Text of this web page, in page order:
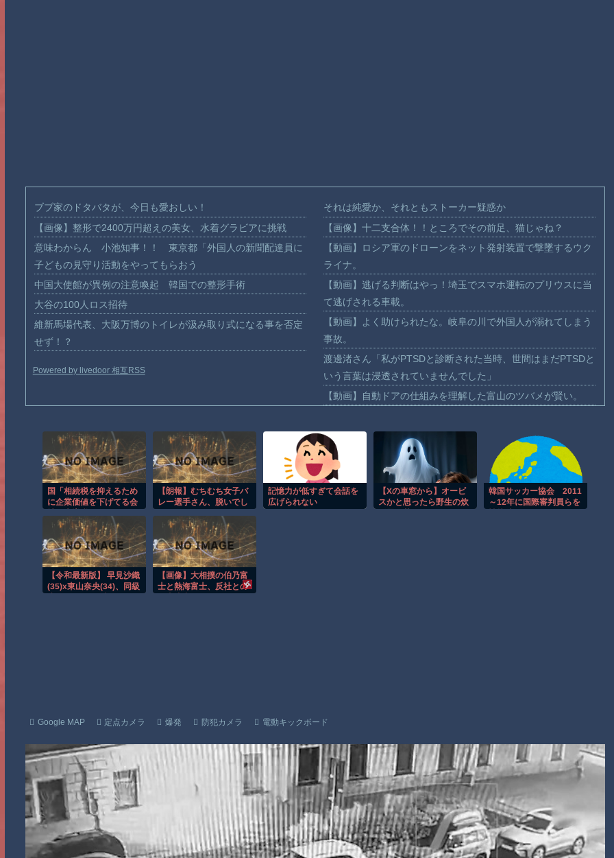
ブブ家のドタバタが、今日も愛おしい！
【画像】整形で2400万円超えの美女、水着グラビアに挑戦
意味わからん 小池知事！！ 東京都「外国人の新聞配達員に
子どもの見守り活動をやってもらおう
中国大使館が異例の注意喚起 韓国での整形手術
大谷の100人ロス招待
維新馬場代表、大阪万博のトイレが汲み取り式になる事を否定
せず！？
Powered by livedoor 相互RSS
それは純愛か、それともストーカー疑惑か
【画像】十二支合体！！ところでその前足、猫じゃね？
【動画】ロシア軍のドローンをネット発射装置で撃墜するウク
ライナ。
【動画】逃げる判断はやっ！埼玉でスマホ運転のプリウスに当
て逃げされる車載。
【動画】よく助けられたな。岐阜の川で外国人が溺れてしまう
事故。
渡邊渚さん「私がPTSDと診断された当時、世間はまだPTSDと
いう言葉は浸透されていませんでした」
【動画】自動ドアの仕組みを理解した富山のツバメが賢い。
（50%還元）」を開催！
【動画】高速道路を走行中の車からリアガラスが飛んでくる事
故(ﾟoﾟ)
子供向け漫画、謎の闇の大会に参加しがち問題
【朗報】大人気漫画「GANTZ」がAmazonでなんと全巻100円
国「相続税を抑えるため
に企業価値を下げてる会
PBRの会社は大増税を覚
悟せよ」
【朗報】むちむち女子バ
レー選手さん、脱いでし
記憶力が低すぎて会話を
広げられない
【Xの車窓から】オービ
スかと思ったら野生の炊
韓国サッカー協会 2011
～12年に国際審判員らを
【令和最新版】 早見沙織
(35)x東山奈央(34)、同級
【画像】大相撲の伯乃富
士と熱海富士、反社との
Google MAP 定点カメラ 爆発 防犯カメラ 電動キックボード